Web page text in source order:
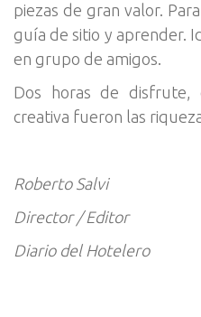
piezas de gran valor.
guía de sitio y aprender.
en grupo de amigos.
Dos horas de disfrute,
creativa fueron las
Roberto Salvi
Director / Editor
Diario del Hotelero